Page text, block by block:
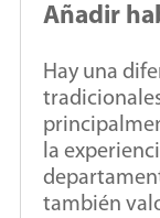
Añadir
Hay una
la
también